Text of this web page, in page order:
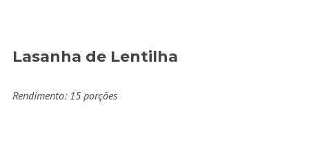
Lasanha de Lentilha
Rendimento: 15 porções